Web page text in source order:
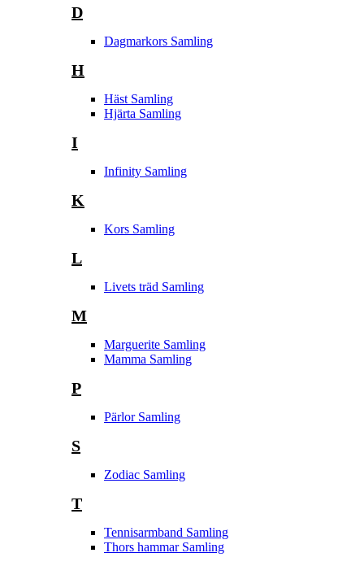
D
Dagmarkors Samling
H
Häst Samling
Hjärta Samling
I
Infinity Samling
K
Kors Samling
L
Livets träd Samling
M
Marguerite Samling
Mamma Samling
P
Pärlor Samling
S
Zodiac Samling
T
Tennisarmband Samling
Thors hammar Samling